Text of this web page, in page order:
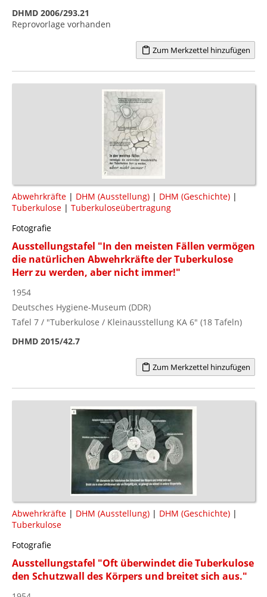
DHMD 2006/293.21
Reprovorlage vorhanden
Zum Merkzettel hinzufügen
Abwehrkräfte | DHM (Ausstellung) | DHM (Geschichte) |
Tuberkulose | Tuberkuloseübertragung
Fotografie
Ausstellungstafel "In den meisten Fällen vermögen
die natürlichen Abwehrkräfte der Tuberkulose
Herr zu werden, aber nicht immer!"
1954
Deutsches Hygiene-Museum (DDR)
Tafel 7 / "Tuberkulose / Kleinausstellung KA 6" (18 Tafeln)
DHMD 2015/42.7
Zum Merkzettel hinzufügen
Abwehrkräfte | DHM (Ausstellung) | DHM (Geschichte) |
Tuberkulose
Fotografie
Ausstellungstafel "Oft überwindet die Tuberkulose
den Schutzwall des Körpers und breitet sich aus."